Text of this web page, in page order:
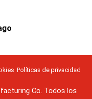
Políticas de privacidad
Co. Todos los